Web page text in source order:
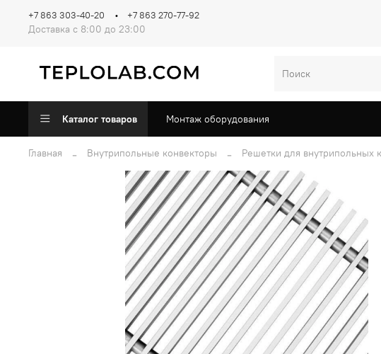
Доставка с 8:00 до 23:00
+7 863 303-40-20 +7 863 270-77-92
Каталог товаров Монтаж оборудования
Главная Внутрипольные конвекторы Решетки для внутрипольных